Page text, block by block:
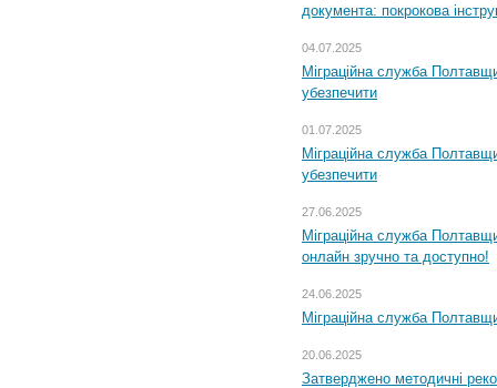
документа: покрокова
04.07.2025
Міграційна служба
убезпечити
01.07.2025
Міграційна служба
убезпечити
27.06.2025
Міграційна служба
онлайн зручно та доступно!
24.06.2025
Міграційна служба
20.06.2025
Затверджено методичні